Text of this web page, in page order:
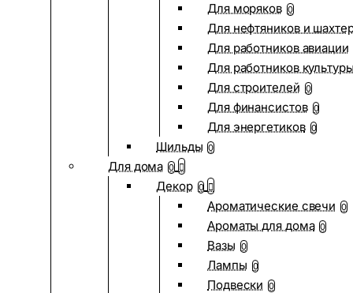
Для моряков 0
Для нефтяников и
Для работников авиации
Для работников
Для строителей 0
Для финансистов 0
Для энергетиков 0
Шильды 0
Для дома 0
Декор 0
Ароматические свечи 0
Ароматы для дома 0
Вазы 0
Лампы 0
Подвески 0